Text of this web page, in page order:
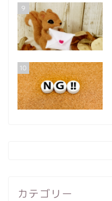
9
10
カテゴリー